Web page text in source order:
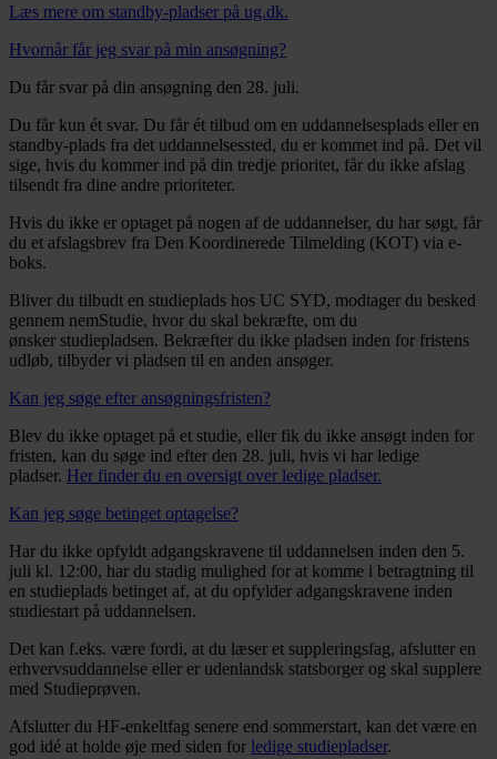
Læs mere om standby-pladser på ug.dk.
Hvornår får jeg svar på min ansøgning?
Du får svar på din ansøgning den 28. juli.
Du får kun ét svar. Du får ét tilbud om en uddannelsesplads eller en
standby-plads fra det uddannelsessted, du er kommet ind på. Det vil
sige, hvis du kommer ind på din tredje prioritet, får du ikke afslag
tilsendt fra dine andre prioriteter.
Hvis du ikke er optaget på nogen af de uddannelser, du har søgt, får
du et afslagsbrev fra Den Koordinerede Tilmelding (KOT) via e-
boks.
Bliver du tilbudt en studieplads hos UC SYD, modtager du besked
gennem nemStudie, hvor du skal bekræfte, om du
ønsker studiepladsen. Bekræfter du ikke pladsen inden for fristens
udløb, tilbyder vi pladsen til en anden ansøger.
Kan jeg søge efter ansøgningsfristen?
Blev du ikke optaget på et studie, eller fik du ikke ansøgt inden for
fristen, kan du søge ind efter den 28. juli, hvis vi har ledige
pladser. Her finder du en oversigt over ledige pladser.
Kan jeg søge betinget optagelse?
Har du ikke opfyldt adgangskravene til uddannelsen inden den 5.
juli kl. 12:00, har du stadig mulighed for at komme i betragtning til
en studieplads betinget af, at du opfylder adgangskravene inden
studiestart på uddannelsen.
Det kan f.eks. være fordi, at du læser et suppleringsfag, afslutter en
erhvervsuddannelse eller er udenlandsk statsborger og skal supplere
med Studieprøven.
Afslutter du HF-enkeltfag senere end sommerstart, kan det være en
god idé at holde øje med siden for ledige studiepladser.